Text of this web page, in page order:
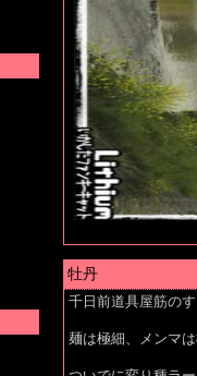
牡丹
千日前道具屋筋の
麺は極細、メンマ